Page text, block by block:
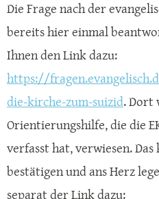
Die Frage nach der
bereits hier einmal
Ihnen den Link dazu:
https://
die-kirche-zum-suizid. Dort
Orientierungshilfe, die die
verfasst hat, verwiesen.
bestätigen und ans Herz
separat der Link dazu: